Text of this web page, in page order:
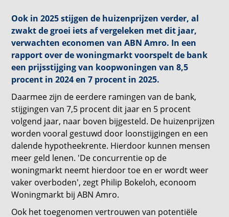
Ook in 2025 stijgen de huizenprijzen verder, al
zwakt de groei iets af vergeleken met dit jaar,
verwachten economen van ABN Amro. In een
rapport over de woningmarkt voorspelt de bank
een prijsstijging van koopwoningen van 8,5
procent in 2024 en 7 procent in 2025.
Daarmee zijn de eerdere ramingen van de bank,
stijgingen van 7,5 procent dit jaar en 5 procent
volgend jaar, naar boven bijgesteld. De huizenprijzen
worden vooral gestuwd door loonstijgingen en een
dalende hypotheekrente. Hierdoor kunnen mensen
meer geld lenen. 'De concurrentie op de
woningmarkt neemt hierdoor toe en er wordt weer
vaker overboden', zegt Philip Bokeloh, econoom
Woningmarkt bij ABN Amro.
Ook het toegenomen vertrouwen van potentiële